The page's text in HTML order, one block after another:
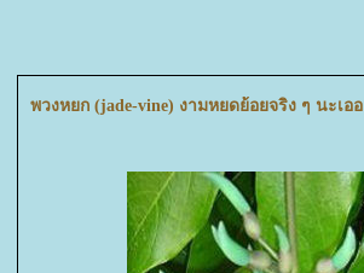
พวงหยก (jade-vine) งามหยดย้อยจริง ๆ นะเออ